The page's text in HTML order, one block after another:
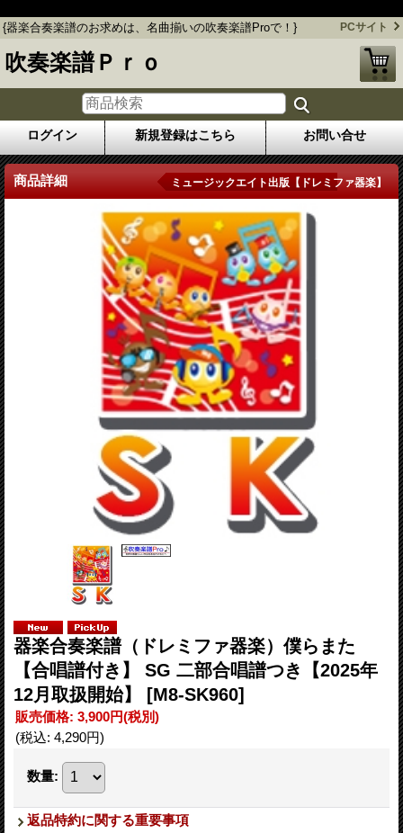
{器楽合奏楽譜のお求めは、名曲揃いの吹奏楽譜Proで！} PCサイト
吹奏楽譜Ｐｒｏ
ログイン 新規登録はこちら お問い合せ
商品詳細 ミュージックエイト出版【ドレミファ器楽】
器楽合奏楽譜（ドレミファ器楽）僕らまた
【合唱譜付き】 SG 二部合唱譜つき【2025年
12月取扱開始】
[M8-SK960]
販売価格: 3,900円(税別)
(税込: 4,290円)
数量:
返品特約に関する重要事項